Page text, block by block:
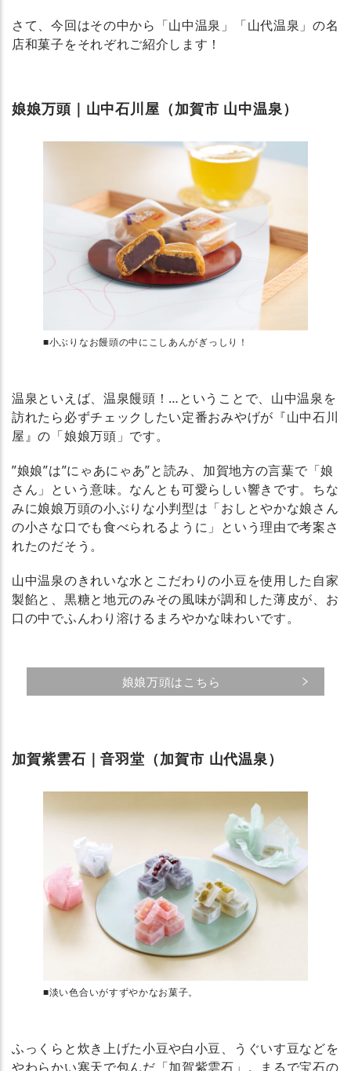
さて、今回はその中から「山中温泉」「山代温泉」の名
店和菓子をそれぞれご紹介します！
娘娘万頭｜山中石川屋（加賀市 山中温泉）
■小ぶりなお饅頭の中にこしあんがぎっしり！
温泉といえば、温泉饅頭！…ということで、山中温泉を
訪れたら必ずチェックしたい定番おみやげが『山中石川
屋』の「娘娘万頭」です。
”娘娘”は”にゃあにゃあ”と読み、加賀地方の言葉で「娘
さん」という意味。なんとも可愛らしい響きです。ちな
みに娘娘万頭の小ぶりな小判型は「おしとやかな娘さん
の小さな口でも食べられるように」という理由で考案さ
れたのだそう。
山中温泉のきれいな水とこだわりの小豆を使用した自家
製餡と、黒糖と地元のみその風味が調和した薄皮が、お
口の中でふんわり溶けるまろやかな味わいです。
娘娘万頭はこちら
加賀紫雲石｜音羽堂（加賀市 山代温泉）
■淡い色合いがすずやかなお菓子。
ふっくらと炊き上げた小豆や白小豆、うぐいす豆などを
やわらかい寒天で包んだ「加賀紫雲石」。まるで宝石の